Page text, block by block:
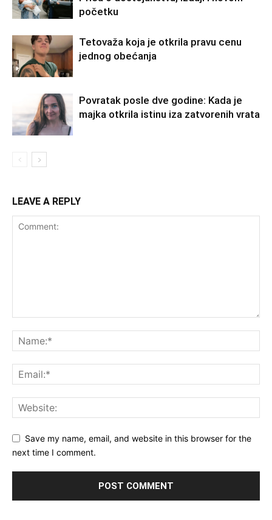
početku
Tetovaža koja je otkrila pravu cenu
jednog obećanja
Povratak posle dve godine: Kada je
majka otkrila istinu iza zatvorenih vrata
LEAVE A REPLY
Save my name, email, and website in this browser for the
next time I comment.